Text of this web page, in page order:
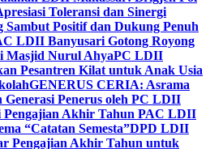
Toleransi dan Sinergi
Positif dan Dukung Penuh
LDII Banyusari Gotong Royong
Masjid Nurul AhyaPC LDII
Pesantren Kilat untuk Anak Usia
GENERUS CERIA: Asrama
Penerus oleh PC LDII
Pengajian Akhir Tahun PAC LDII
“Catatan Semesta”DPD LDII
Pengajian Akhir Tahun untuk